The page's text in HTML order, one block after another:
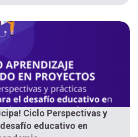
Ciclo Perspectivas y
educativo en